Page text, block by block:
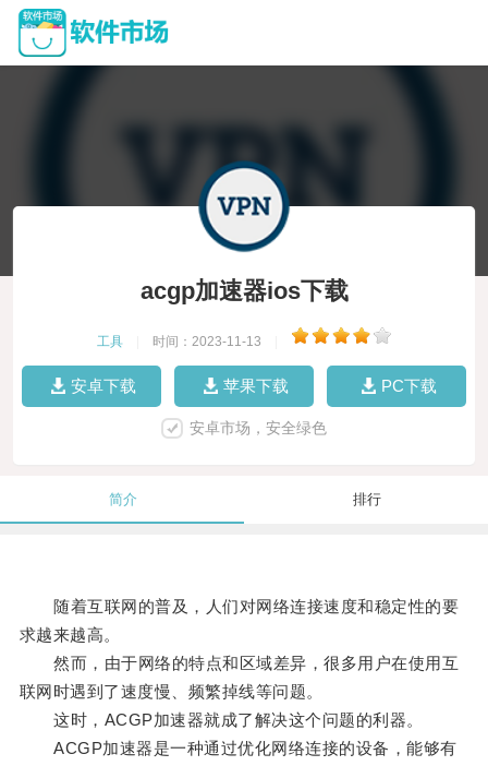
acgp加速器ios下载
工具 时间：2023-11-13
安卓下载 苹果下载 PC下载
安卓市场，安全绿色
简介 排行
随着互联网的普及，人们对网络连接速度和稳定性的要
求越来越高。
然而，由于网络的特点和区域差异，很多用户在使用互
联网时遇到了速度慢、频繁掉线等问题。
这时，ACGP加速器就成了解决这个问题的利器。
ACGP加速器是一种通过优化网络连接的设备，能够有